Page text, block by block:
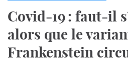
Covid-19 : faut-il
alors que le
Frankenstein